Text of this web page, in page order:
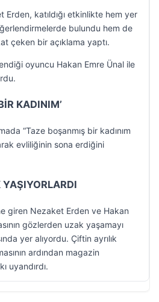
katıldığı etkinlikte hem yer
bulundu hem de
çeken bir açıklama yaptı.
oyuncu Hakan Emre Ünal ile
KADINIM’
“Taze boşanmış bir kadınım
evliliğinin sona erdiğini
giren Nezaket Erden ve Hakan
gözlerden uzak yaşamayı
yer alıyordu. Çiftin ayrılık
ardından magazin
uyandırdı.